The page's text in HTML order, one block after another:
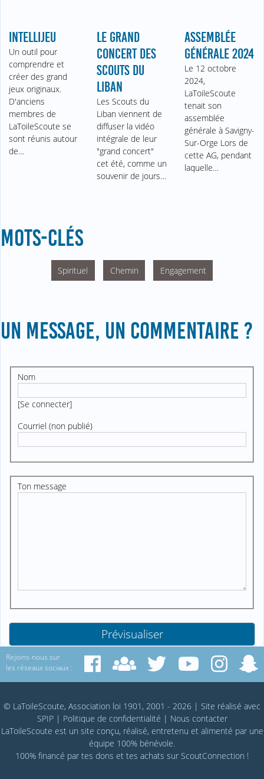
INTELLIJEU
Un outil pour
comprendre et
créer des grand
jeux originaux.
D'anciens
membres de
LaToileScoute se
sont réunis autour
de…
LE GRAND
CONCERT DES
SCOUTS DU
LIBAN
Les Scouts du
Liban viennent de
diffuser la vidéo
intégrale de leur
"grand concert"
cet été, comme un
souvenir de jours…
ASSEMBLÉE
GÉNÉRALE 2024
Le 12 octobre
2024,
LaToileScoute
tenait son
assemblée
générale à Savigny-
Sur-Orge Lors de
cette AG, pendant
laquelle…
MOTS-CLÉS
Spirituel Chemin Engagement
UN MESSAGE, UN COMMENTAIRE ?
Nom
[Se connecter]
Courriel (non publié)
Ton message
Rejoins-nous sur
les réseaux sociaux :
© LaToileScoute, Association loi 1901, 2001 - 2026 | Site réalisé avec
SPIP| Politique de confidentialité | Nous contacter
LaToileScoute est un site conçu, réalisé, entretenu et alimenté par une
équipe 100% bénévole.
100% financé par tes dons et tes achats sur ScoutConnection !